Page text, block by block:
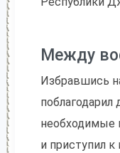
Между
Избравшись
поблагодарил
необходимые
и приступил